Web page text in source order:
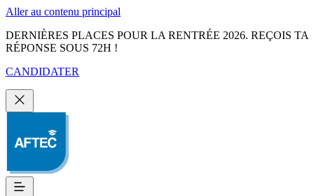
Aller au contenu principal
DERNIÈRES PLACES POUR LA RENTRÉE 2026. REÇOIS TA
RÉPONSE SOUS 72H !
CANDIDATER